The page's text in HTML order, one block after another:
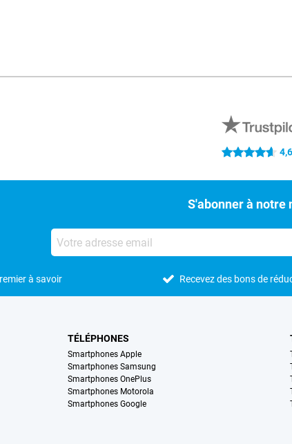
4.6 étoiles 4,6
S'abonner à notre
à savoir Recevez des bons de
TÉLÉPHONES
Smartphones Apple
Smartphones Samsung
Smartphones OnePlus
Smartphones Motorola
Smartphones Google